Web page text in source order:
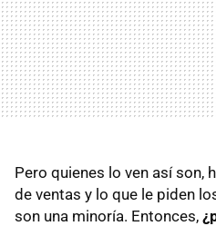
Pero quienes lo ven así son,
de ventas y lo que le piden
son una minoría. Entonces,